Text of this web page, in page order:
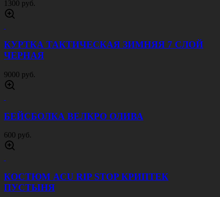
1300 руб.
КУРТКА ТАКТИЧЕСКАЯ ЗИМНЯЯ 7 СЛОЙ
ЧЕРНАЯ
9000 руб.
БЕЙСБОЛКА ВЕЛКРО ОЛИВА
600 руб.
КОСТЮМ ACU RIP STOP КРИПТЕК
ПУСТЫНЯ